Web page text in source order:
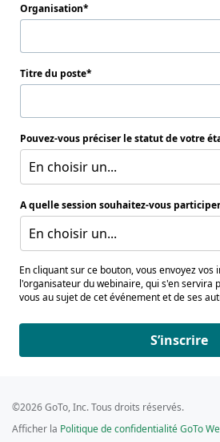
Organisation
Titre du poste
Pouvez-vous préciser le statut de votre
En choisir un...
A quelle session souhaitez-vous
En choisir un...
En cliquant sur ce bouton, vous envoyez vos
l'organisateur du webinaire, qui s'en servira
vous au sujet de cet événement et de ses
S’inscrire
©2026 GoTo, Inc. Tous droits réservés.
Afficher la Politique de confidentialité GoTo